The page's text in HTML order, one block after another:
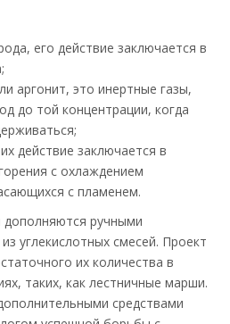
его действие заключается в
аргонит, это инертные газы,
до той концентрации, когда
действие заключается в
с охлаждением
с пламенем.
ручными
углекислотных смесей. Проект
их количества в
таких, как лестничные марши.
средствами